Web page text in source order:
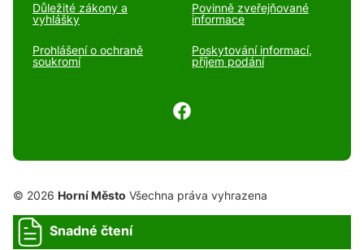
Důležité zákony a
vyhlášky
Povinně zveřejňované
informace
Prohlášení o ochraně
soukromí
Poskytování informací,
příjem podání
© 2026 Horní Město Všechna práva vyhrazena
Snadné čtení